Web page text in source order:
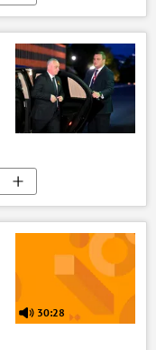
30:28